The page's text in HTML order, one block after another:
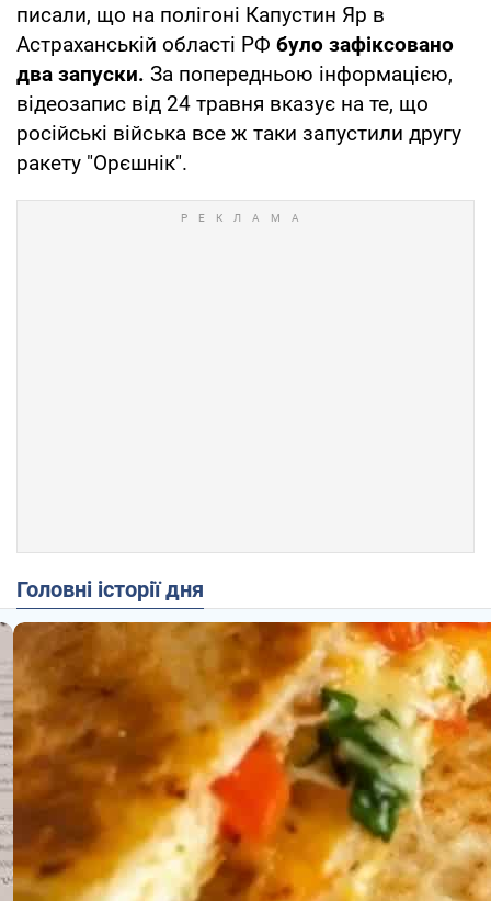
писали, що на полігоні Капустин Яр в
Астраханській області РФ було зафіксовано
два запуски. За попередньою інформацією,
відеозапис від 24 травня вказує на те, що
російські війська все ж таки запустили другу
ракету "Орєшнік".
Головні історії дня